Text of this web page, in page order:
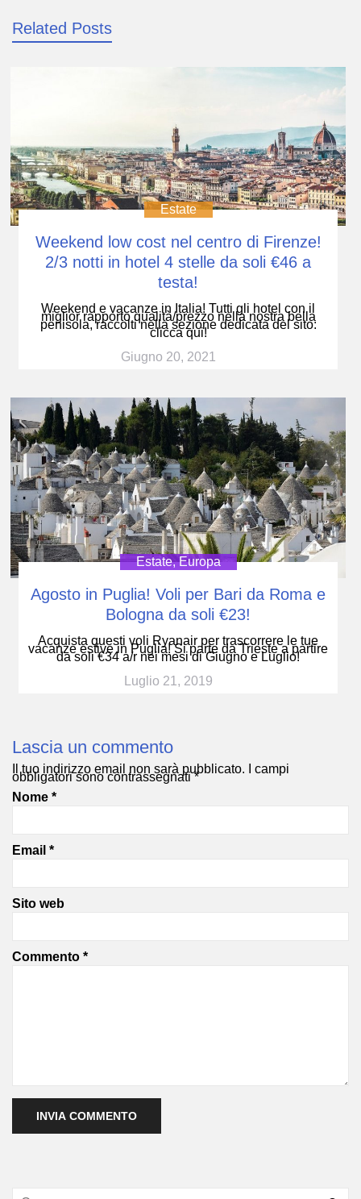
Related Posts
Estate
Weekend low cost nel centro di Firenze!
2/3 notti in hotel 4 stelle da soli €46 a
testa!
Weekend e vacanze in Italia! Tutti gli hotel con il
miglior rapporto qualità/prezzo nella nostra bella
penisola, raccolti nella sezione dedicata del sito:
clicca qui!
Giugno 20, 2021
Estate,Europa
Agosto in Puglia! Voli per Bari da Roma e
Bologna da soli €23!
Acquista questi voli Ryanair per trascorrere le tue
vacanze estive in Puglia! Si parte da Trieste a partire
da soli €34 a/r nei mesi di Giugno e Luglio!
Luglio 21, 2019
Lascia un commento
Il tuo indirizzo email non sarà pubblicato. I campi
obbligatori sono contrassegnati*
Nome *
Email *
Sito web
Commento *